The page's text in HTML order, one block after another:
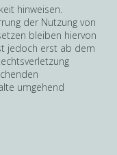
hinweisen.
der Nutzung von
bleiben hiervon
jedoch erst ab dem
umgehend